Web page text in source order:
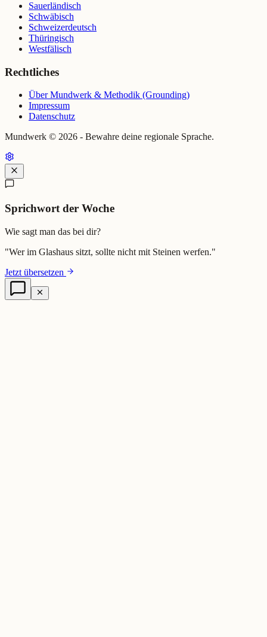
Sauerländisch
Schwäbisch
Schweizerdeutsch
Thüringisch
Westfälisch
Rechtliches
Über Mundwerk & Methodik (Grounding)
Impressum
Datenschutz
Mundwerk © 2026 - Bewahre deine regionale Sprache.
Sprichwort der Woche
Wie sagt man das bei dir?
"Wer im Glashaus sitzt, sollte nicht mit Steinen werfen."
Jetzt übersetzen